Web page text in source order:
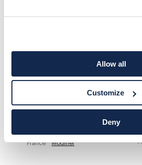
Allow all
Customize
Deny
évènements.
France Modifier